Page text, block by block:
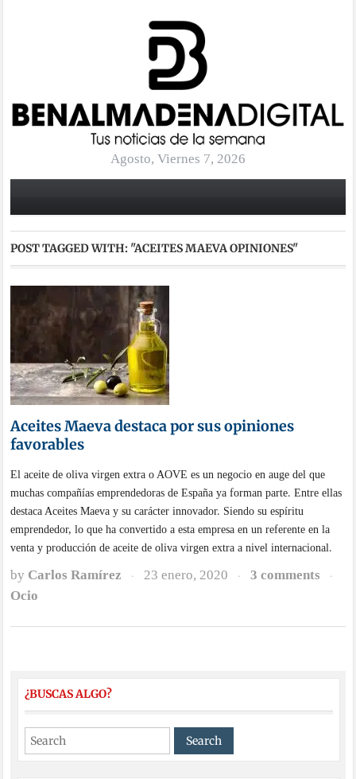
Agosto, Viernes 7, 2026
POST TAGGED WITH: "ACEITES MAEVA OPINIONES"
Aceites Maeva destaca por sus opiniones
favorables
El aceite de oliva virgen extra o AOVE es un negocio en auge del que
muchas compañías emprendedoras de España ya forman parte. Entre ellas
destaca Aceites Maeva y su carácter innovador. Siendo su espíritu
emprendedor, lo que ha convertido a esta empresa en un referente en la
venta y producción de aceite de oliva virgen extra a nivel internacional.
by Carlos Ramírez · 23 enero, 2020 · 3 comments ·
Ocio
¿BUSCAS ALGO?